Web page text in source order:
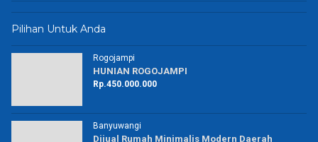
Pilihan Untuk Anda
Rogojampi
HUNIAN ROGOJAMPI
Rp.450.000.000
Banyuwangi
Dijual Rumah Minimalis Modern Daerah